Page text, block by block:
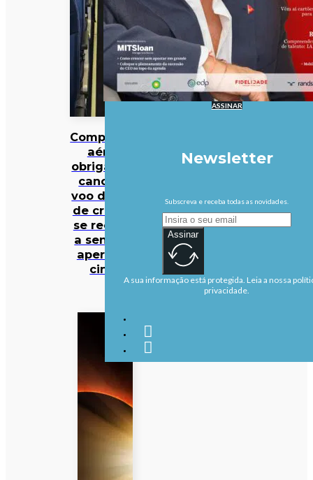
Companhia
aérea
obrigada a
cancelar
voo depois
de criança
se recusar
a sentar e
apertar o
cinto
ASSINAR
Newsletter
Subscreva e receba todas as novidades.
Assinar
A sua informação está protegida. Leia a nossa
privacidade.